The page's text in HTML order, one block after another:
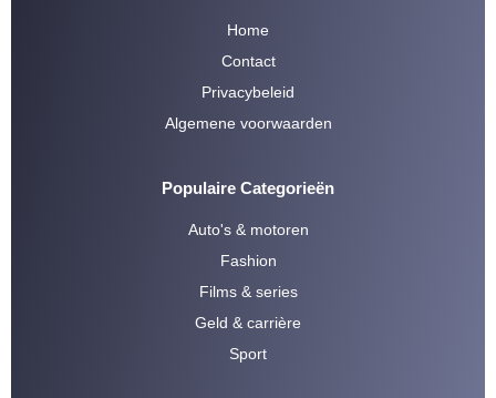
Home
Contact
Privacybeleid
Algemene voorwaarden
Populaire Categorieën
Auto's & motoren
Fashion
Films & series
Geld & carrière
Sport